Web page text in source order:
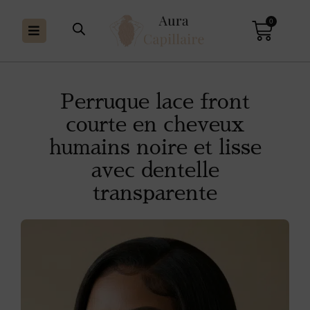
0
Perruque lace front
courte en cheveux
humains noire et lisse
avec dentelle
transparente